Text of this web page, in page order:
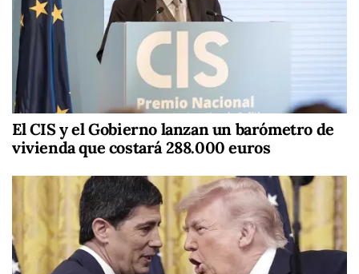
El CIS y el Gobierno lanzan un barómetro de
vivienda que costará 288.000 euros